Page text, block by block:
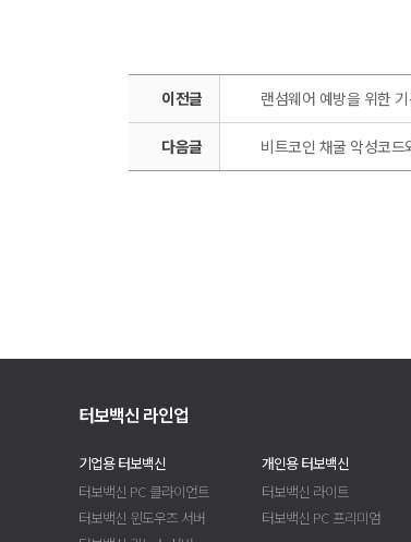
이전글 랜섬웨어 예방을 위한
다음글 비트코인 채굴 악성코드
터보백신 라인업
기업용 터보백신
터보백신 PC 클라이언트
터보백신 윈도우즈 서버
개인용 터보백신
터보백신 라이트
터보백신 PC 프리미엄